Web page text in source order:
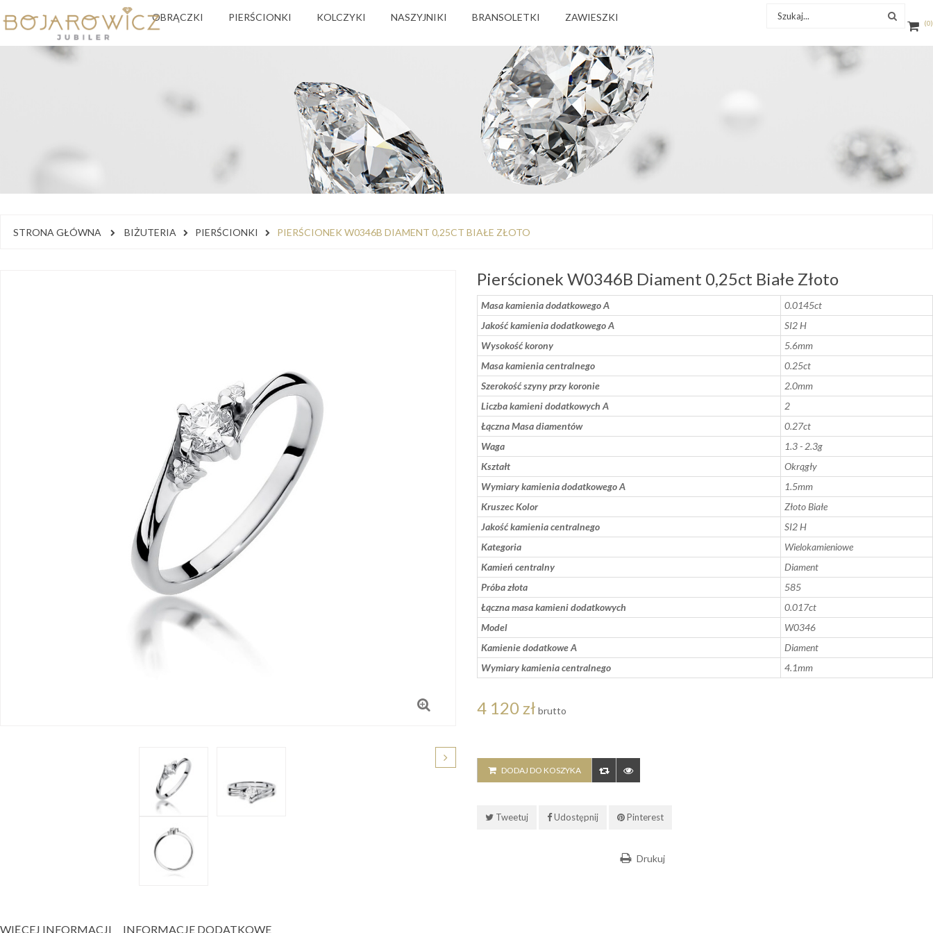
0
OBRĄCZKI PIERŚCIONKI KOLCZYKI NASZYJNIKI BRANSOLETKI ZAWIESZKI
STRONA GŁÓWNA BIŻUTERIA PIERŚCIONKI PIERŚCIONEK W0346B DIAMENT 0,25CT BIAŁE ZŁOTO
Pierścionek W0346B Diament 0,25ct Białe Złoto
Masa kamienia dodatkowego A
0.0145ct
Jakość kamienia dodatkowego A
SI2 H
Wysokość korony
5.6mm
Masa kamienia centralnego
0.25ct
Szerokość szyny przy koronie
2.0mm
Liczba kamieni dodatkowych A
2
Łączna Masa diamentów
0.27ct
Waga
1.3 - 2.3g
Kształt
Okrągły
Wymiary kamienia dodatkowego A
1.5mm
Kruszec Kolor
Złoto Białe
Jakość kamienia centralnego
SI2 H
Kategoria
Wielokamieniowe
Kamień centralny
Diament
Próba złota
585
Łączna masa kamieni dodatkowych
0.017ct
Model
W0346
Kamienie dodatkowe A
Diament
Wymiary kamienia centralnego
4.1mm
4 120 zł brutto
DODAJ DO KOSZYKA
Tweetuj Udostępnij Pinterest
Drukuj
WIĘCEJ INFORMACJI INFORMACJE DODATKOWE